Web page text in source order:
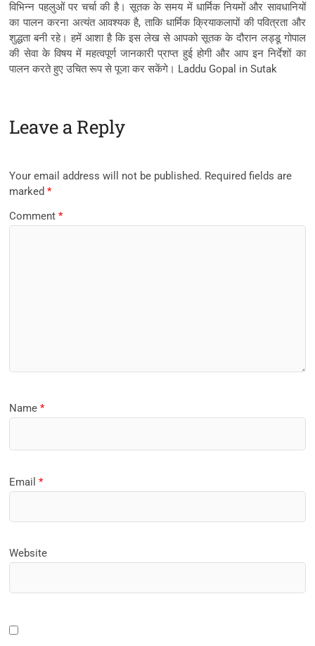
विभिन्न पहलुओं पर चर्चा की है। सूतक के समय में धार्मिक नियमों और सावधानियों
का पालन करना अत्यंत आवश्यक है, ताकि धार्मिक क्रियाकलापों की पवित्रता और
शुद्धता बनी रहे। हमें आशा है कि इस लेख से आपको सूतक के दौरान लड्डू गोपाल
की सेवा के विषय में महत्वपूर्ण जानकारी प्राप्त हुई होगी और आप इन निर्देशों का
पालन करते हुए उचित रूप से पूजा कर सकेंगे। Laddu Gopal in Sutak
Leave a Reply
Your email address will not be published. Required fields are
marked*
Comment*
Name*
Email*
Website